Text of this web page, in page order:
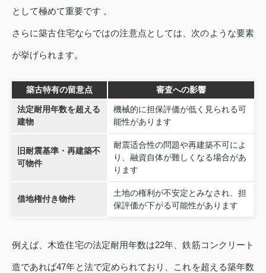
として極めて重要です 。
さらに築古住宅ならではの注意点としては、次のような要素
が挙げられます。
築古特有の留意点 審査への影響
法定耐用年数を超える
建物
機械的に担保評価が低く見られる可
能性があります
旧耐震基準・再建築不
可物件
耐震适合性の問題や再建築不可によ
り、融資自体が難しくなる場合があ
ります
借地権付き物件
土地の権利が不安定とみなされ、担
保評価が下がる可能性があります
例えば、木造住宅の法定耐用年数は22年、鉄筋コンクリート
造であれば47年と法で定められており、これを超える築年数